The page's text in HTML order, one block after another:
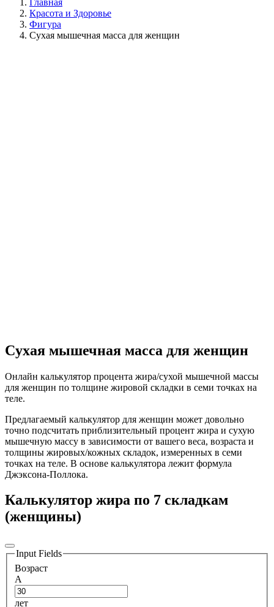
Красота и Здоровье
Фигура
Cухая мышечная масса для женщин
Cухая мышечная масса для женщин
Онлайн калькулятор процента жира/сухой мышечной массы
для женщин по толщине жировой складки в семи точках на
теле.
Предлагаемый калькулятор для женщин может довольно
точно подсчитать приблизительный процент жира и сухую
мышечную массу в зависимости от вашего веса, возраста и
толщины жировых/кожных складок, измеренных в семи
точках на теле. В основе калькулятора лежит формула
Джэксона-Поллока.
Калькулятор жира по 7 складкам
(женщины)
Input Fields
Возраст
A
лет